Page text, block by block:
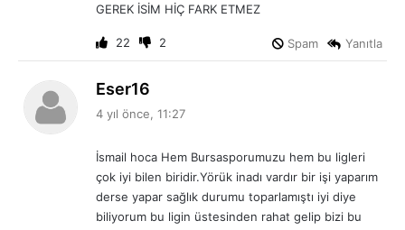
GEREK İSİM HİÇ FARK ETMEZ
22 2 Yanıtla
Spam
Eser16
:
4 yıl önce, 11:27
İsmail hoca Hem Bursasporumuzu hem bu ligleri
çok iyi bilen biridir.Yörük inadı vardır bir işi yaparım
derse yapar sağlık durumu toparlamıştı iyi diye
biliyorum bu ligin üstesinden rahat gelip bizi bu